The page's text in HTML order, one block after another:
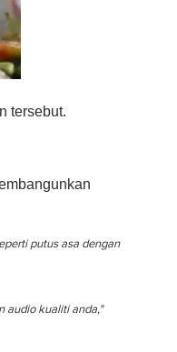
tersebut.
putus asa dengan
audio kualiti anda,"